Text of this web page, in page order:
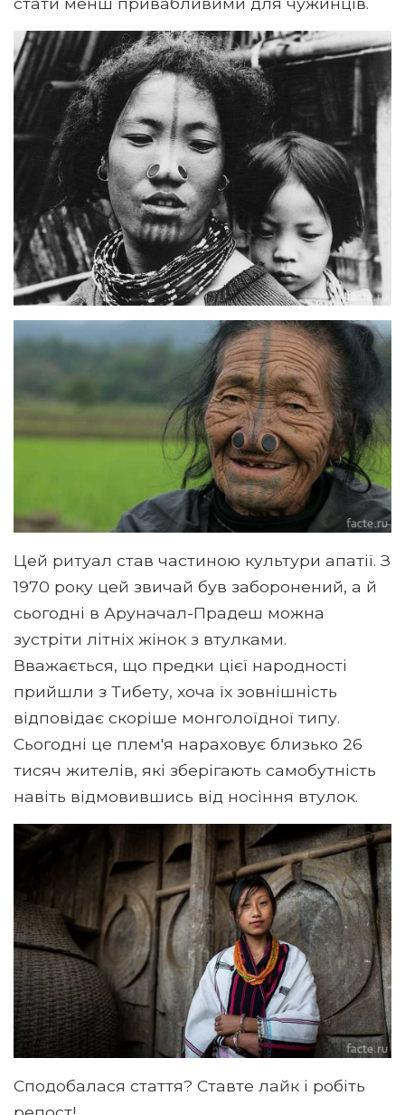
Цей ритуал став частиною культури апатії. З
1970 року цей звичай був заборонений, а й
сьогодні в Аруначал-Прадеш можна
зустріти літніх жінок з втулками.
Вважається, що предки цієї народності
прийшли з Тибету, хоча їх зовнішність
відповідає скоріше монголоїдної типу.
Сьогодні це плем'я нараховує близько 26
тисяч жителів, які зберігають самобутність
навіть відмовившись від носіння втулок.
Сподобалася стаття? Ставте лайк і робіть